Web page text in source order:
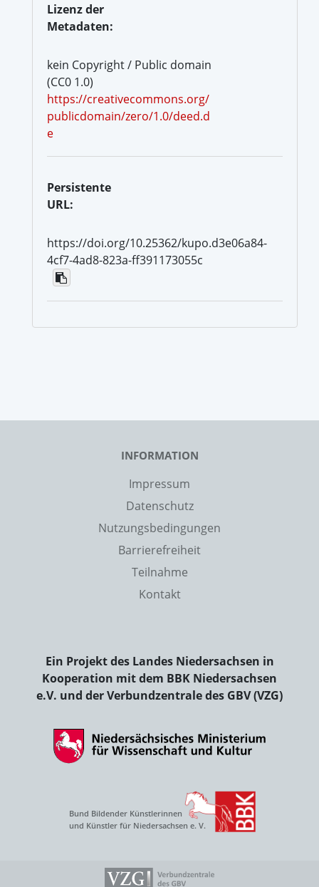
Lizenz der
Metadaten:
kein Copyright / Public domain
(CC0 1.0)
https://creativecommons.org/
publicdomain/zero/1.0/deed.d
e
Persistente
URL:
https://doi.org/10.25362/kupo.d3e06a84-
4cf7-4ad8-823a-ff391173055c
INFORMATION
Impressum
Datenschutz
Nutzungsbedingungen
Barrierefreiheit
Teilnahme
Kontakt
Ein Projekt des Landes Niedersachsen in
Kooperation mit dem BBK Niedersachsen
e.V. und der Verbundzentrale des GBV (VZG)
Bund Bildender Künstlerinnen
und Künstler für Niedersachsen e. V.